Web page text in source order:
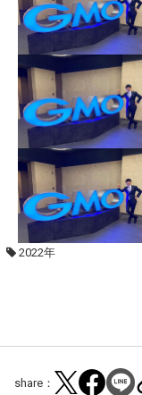
2022年
share：